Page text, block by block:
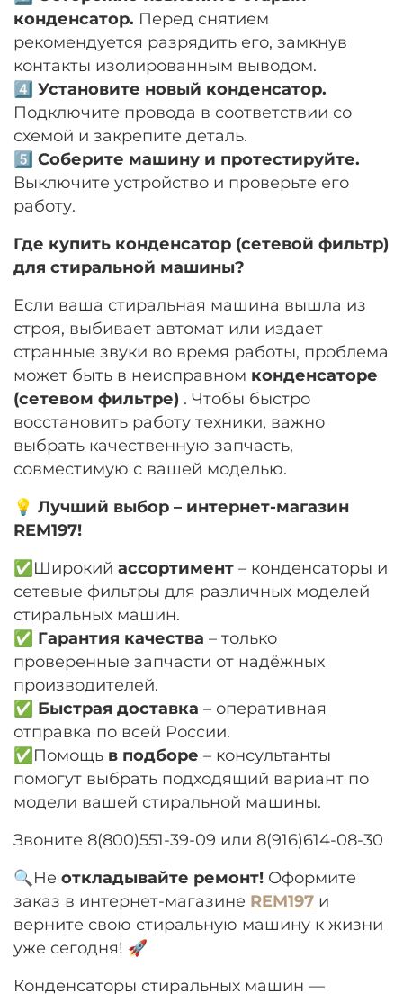
конденсатор. Перед снятием
рекомендуется разрядить его, замкнув
контакты изолированным выводом.
4️⃣ Установите новый конденсатор.
Подключите провода в соответствии со
схемой и закрепите деталь.
5️⃣ Соберите машину и протестируйте.
Выключите устройство и проверьте его
работу.
Где купить конденсатор (сетевой фильтр)
для стиральной машины?
Если ваша стиральная машина вышла из
строя, выбивает автомат или издает
странные звуки во время работы, проблема
может быть в неисправном конденсаторе
(сетевом фильтре) . Чтобы быстро
восстановить работу техники, важно
выбрать качественную запчасть,
совместимую с вашей моделью.
💡 Лучший выбор – интернет-магазин
REM197!
✅Широкий ассортимент – конденсаторы и
сетевые фильтры для различных моделей
стиральных машин.
✅ Гарантия качества – только
проверенные запчасти от надёжных
производителей.
✅ Быстрая доставка – оперативная
отправка по всей России.
✅Помощь в подборе – консультанты
помогут выбрать подходящий вариант по
модели вашей стиральной машины.
Звоните 8(800)551-39-09 или 8(916)614-08-30
🔍Не откладывайте ремонт! Оформите
заказ в интернет-магазине REM197 ​​и
верните свою стиральную машину к жизни
уже сегодня! 🚀
Конденсаторы стиральных машин —